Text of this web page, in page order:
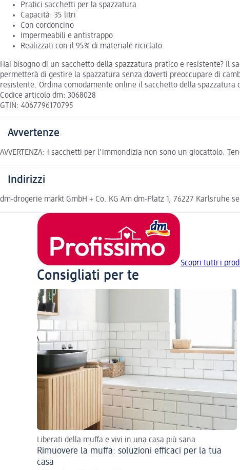
Pratici sacchetti per la spazzatura
Capacità: 35 litri
Con cordoncino
Impermeabili e antistrappo
Realizzati con il 95% di materiale riciclato
Hai bisogno di un sacchetto della spazzatura pratico e resistente? Il
permetterà di gestire la spazzatura senza doverti preoccupare di
resistente. Ordina comodamente online il sacchetto della
Codice articolo dm: 3068028
GTIN: 4067796170795
Avvertenze
AVVERTENZA: i sacchetti per l'immondizia non sono un giocattolo.
Indirizzi
dm-drogerie markt GmbH + Co. KG Am dm-Platz 1, 76227 Karlsruhe
Scopri tutti i
Consigliati per te
Liberati della muffa e vivi in una casa più sana
Rimuovere la muffa: soluzioni efficaci per la tua
casa